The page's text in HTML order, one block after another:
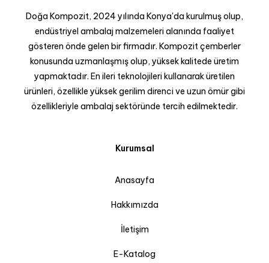
Doğa Kompozit, 2024 yılında Konya'da kurulmuş olup,
endüstriyel ambalaj malzemeleri alanında faaliyet
gösteren önde gelen bir firmadır. Kompozit çemberler
konusunda uzmanlaşmış olup, yüksek kalitede üretim
yapmaktadır. En ileri teknolojileri kullanarak üretilen
ürünleri, özellikle yüksek gerilim direnci ve uzun ömür gibi
özellikleriyle ambalaj sektöründe tercih edilmektedir.
Kurumsal
Anasayfa
Hakkımızda
İletişim
E-Katalog